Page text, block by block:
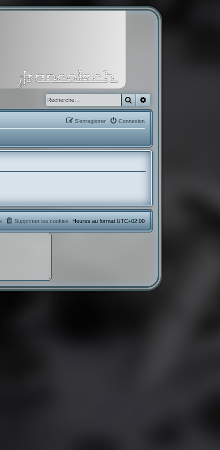
Rechercher
Connexion
S’enregistrer
Heures au format UTC+02:00
Supprimer les cookies